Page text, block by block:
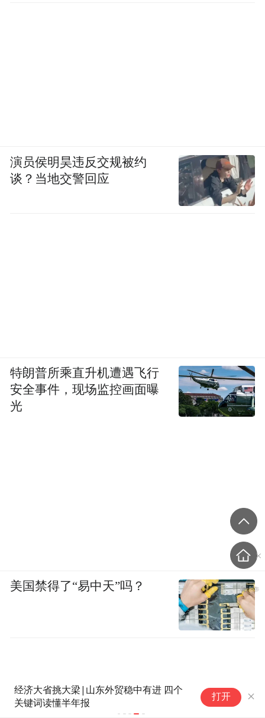
经济大省挑大梁|山东外贸稳中有进 四个
关键词读懂半年报
打开
演员侯明昊违反交规被约
谈？当地交警回应
特朗普所乘直升机遭遇飞行
安全事件，现场监控画面曝
光
美国禁得了“易中天”吗？